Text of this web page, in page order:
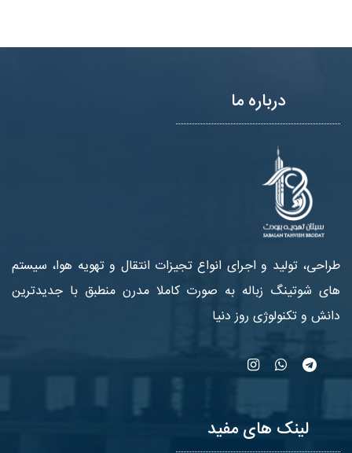
درباره ما
طراحی، تولید و اجرای انواع تجیزات انتقال و تهویه هوا، سیستم
های شوتینگ زباله به صورت کاملا مدرن منطبق با جدیدترین
دانش و تکنولوژی روز دنیا
لینک های مفید